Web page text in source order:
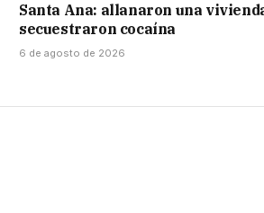
Santa Ana: allanaron una
secuestraron cocaína
6 de agosto de 2026